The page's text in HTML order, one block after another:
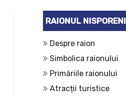
RAIONUL NISPORENI
Despre raion
Simbolica raionului
Primăriile raionului
Atracții turistice